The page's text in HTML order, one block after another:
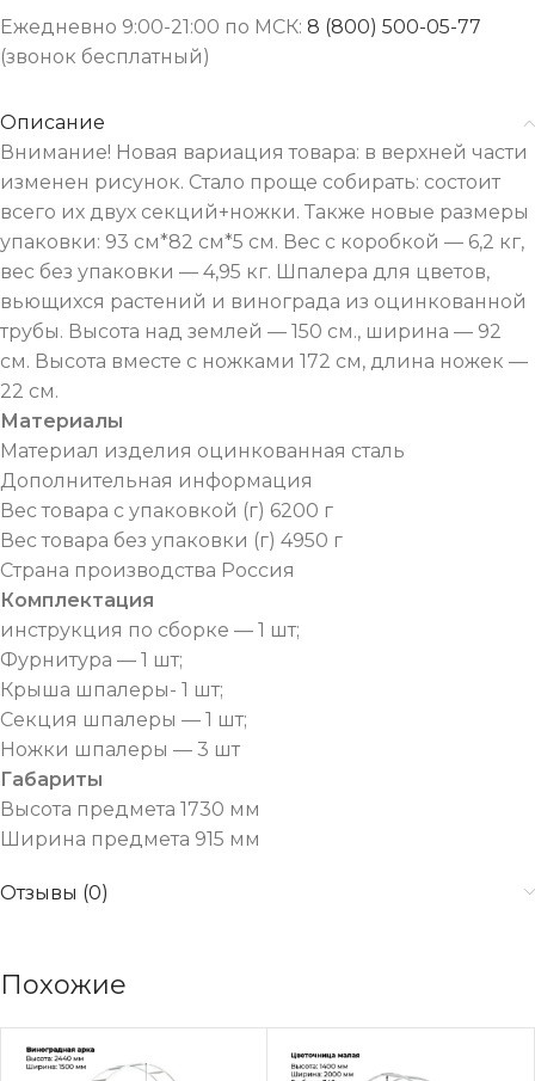
Ежедневно 9:00-21:00 по МСК: 8 (800) 500-05-77
(звонок бесплатный)
Описание
Внимание! Новая вариация товара: в верхней части
изменен рисунок. Стало проще собирать: состоит
всего их двух секций+ножки. Также новые размеры
упаковки: 93 см*82 см*5 см. Вес с коробкой — 6,2 кг,
вес без упаковки — 4,95 кг. Шпалера для цветов,
вьющихся растений и винограда из оцинкованной
трубы. Высота над землей — 150 см., ширина — 92
см. Высота вместе с ножками 172 см, длина ножек —
22 см.
Материалы
Материал изделия оцинкованная сталь
Дополнительная информация
Вес товара с упаковкой (г) 6200 г
Вес товара без упаковки (г) 4950 г
Страна производства Россия
Комплектация
инструкция по сборке — 1 шт;
Фурнитура — 1 шт;
Крыша шпалеры- 1 шт;
Секция шпалеры — 1 шт;
Ножки шпалеры — 3 шт
Габариты
Высота предмета 1730 мм
Ширина предмета 915 мм
Отзывы (0)
Похожие